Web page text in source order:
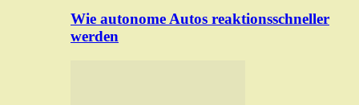
Wie autonome Autos reaktionsschneller
werden